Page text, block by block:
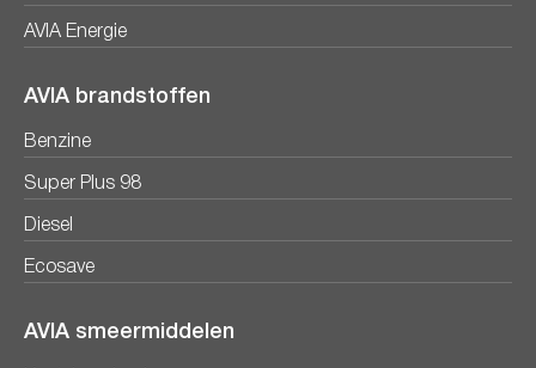
AVIA Energie
AVIA brandstoffen
Benzine
Super Plus 98
Diesel
Ecosave
AVIA smeermiddelen